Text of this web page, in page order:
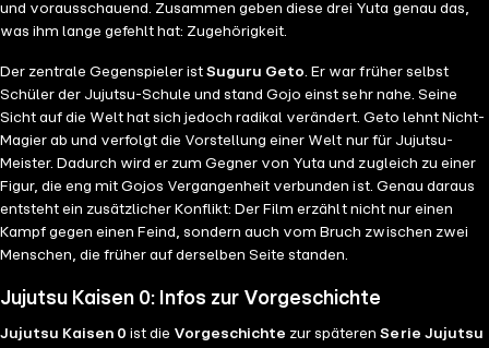
und vorausschauend. Zusammen geben diese drei Yuta genau das,
was ihm lange gefehlt hat: Zugehörigkeit.
Der zentrale Gegenspieler istSuguru Geto. Er war früher selbst
Schüler der Jujutsu-Schule und stand Gojo einst sehr nahe. Seine
Sicht auf die Welt hat sich jedoch radikal verändert. Geto lehnt Nicht-
Magier ab und verfolgt die Vorstellung einer Welt nur für Jujutsu-
Meister. Dadurch wird er zum Gegner von Yuta und zugleich zu einer
Figur, die eng mit Gojos Vergangenheit verbunden ist. Genau daraus
entsteht ein zusätzlicher Konflikt: Der Film erzählt nicht nur einen
Kampf gegen einen Feind, sondern auch vom Bruch zwischen zwei
Menschen, die früher auf derselben Seite standen.
Jujutsu Kaisen 0: Infos zur Vorgeschichte
Jujutsu Kaisen 0 ist die Vorgeschichte zur späterenSerie Jujutsu